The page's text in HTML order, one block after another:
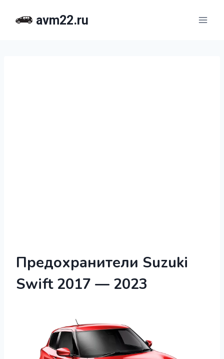
avm22.ru
Предохранители Suzuki
Swift 2017 — 2023